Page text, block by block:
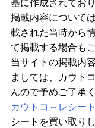
基に作成されており
掲載内容について
載された当時から
て掲載する場合も
当サイトの掲載内
ましては、カウト
んので予めご了承
カウトコ～レシー
シートを買い取り